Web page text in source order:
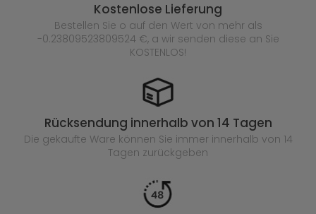
Kostenlose Lieferung
Bestellen Sie o auf den Wert von mehr als
-0.23809523809524 €, a wir senden diese an Sie
KOSTENLOS!
Rücksendung innerhalb von 14 Tagen
Die gekaufte Ware können Sie immer innerhalb von 14
Tagen zurückgeben